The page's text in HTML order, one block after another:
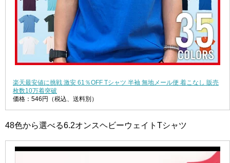
楽天最安値に挑戦 激安 61％OFF Tシャツ 半袖 無地メール便 着こなし 販売
枚数10万着突破
価格：546円（税込、送料別）
48色から選べる6.2オンスヘビーウェイトTシャツ